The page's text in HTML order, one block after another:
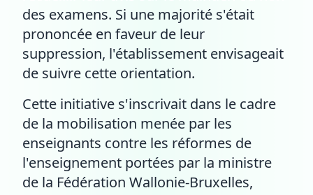
des examens. Si une majorité s'était
prononcée en faveur de leur
suppression, l'établissement envisageait
de suivre cette orientation.
Cette initiative s'inscrivait dans le cadre
de la mobilisation menée par les
enseignants contre les réformes de
l'enseignement portées par la ministre
de la Fédération Wallonie-Bruxelles,